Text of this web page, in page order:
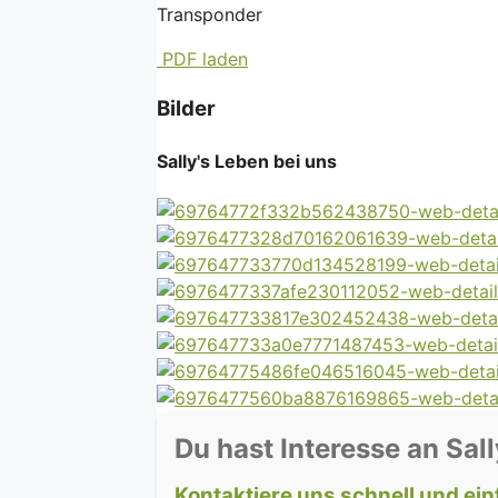
Transponder
PDF laden
Bilder
Sally's Leben bei uns
Du hast Interesse an